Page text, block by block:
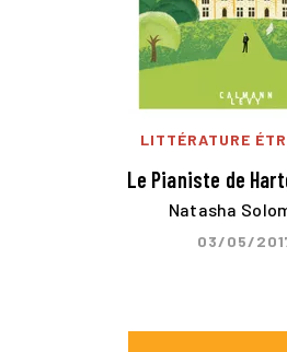
LITTÉRATURE
Le Pianiste de
Natasha
03/05/